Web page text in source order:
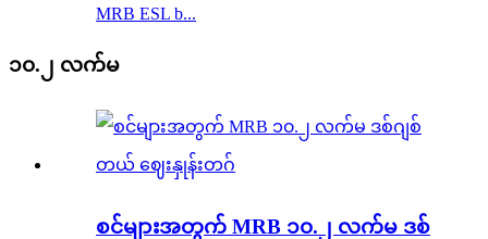
MRB ESL b...
၁၀.၂ လက်မ
စင်များအတွက် MRB ၁၀.၂ လက်မ ဒစ်